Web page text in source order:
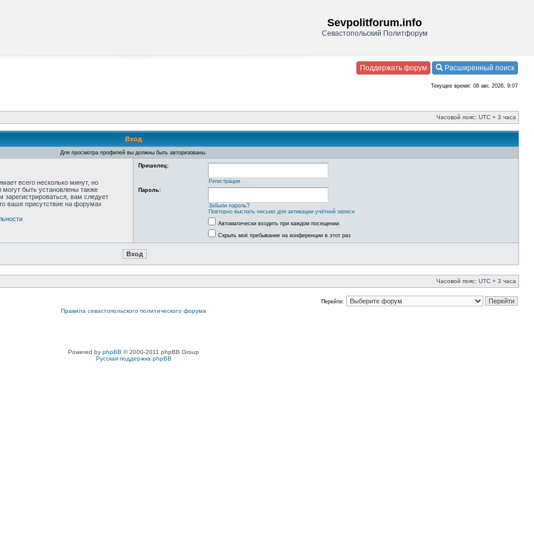
Sevpolitforum.info
Севастопольский Политфорум
Поддержать форум Расширенный поиск
Текущее время: 08 авг, 2026, 9:07
Часовой пояс: UTC + 3 часа
Вход
Для просмотра профилей вы должны быть авторизованы.
всего несколько минут, но
быть установлены также
зарегистрироваться, вам следует
ваше присутствие на форумах
Пришелец:
Регистрация
Пароль:
Забыли пароль?
Повторно выслать письмо для активации учётной записи
Автоматически входить при каждом посещении
Скрыть моё пребывание на конференции в этот раз
Часовой пояс: UTC + 3 часа
Перейти:
Правила севастопольского политического форума
Powered by phpBB © 2000-2011 phpBB Group
Русская поддержка phpBB